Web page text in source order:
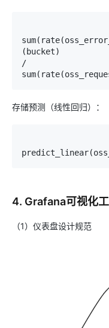
(bucket)
/
存储预测（线性回归）：
4. Grafana可视化
（1）仪表盘设计规范